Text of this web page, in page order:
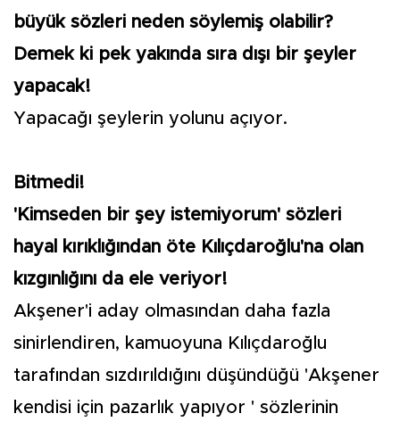
büyük sözleri neden söylemiş olabilir?
Demek ki pek yakında sıra dışı bir şeyler
yapacak!
Yapacağı şeylerin yolunu açıyor.
Bitmedi!
'Kimseden bir şey istemiyorum' sözleri
hayal kırıklığından öte Kılıçdaroğlu'na olan
kızgınlığını da ele veriyor!
Akşener'i aday olmasından daha fazla
sinirlendiren, kamuoyuna Kılıçdaroğlu
tarafından sızdırıldığını düşündüğü 'Akşener
kendisi için pazarlık yapıyor ' sözlerinin